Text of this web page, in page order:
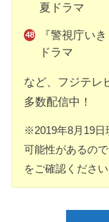
夏ドラマ
『警視庁い
ドラマ
など、フジテレ
多数配信中！
※2019年8月19日
可能性があるので
をご確認ください